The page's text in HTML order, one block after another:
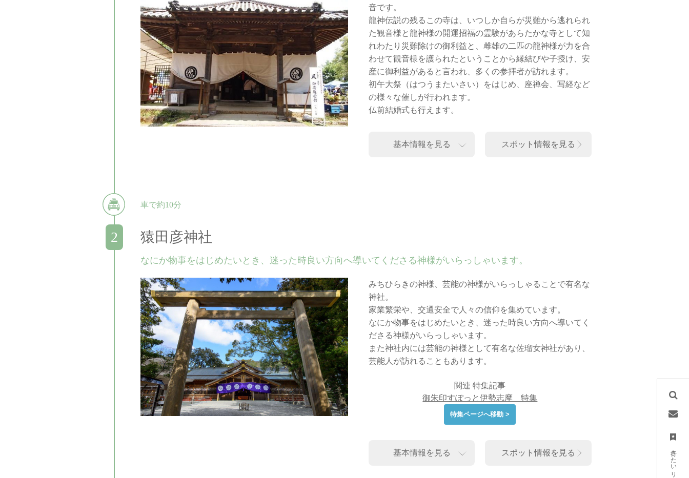
音です。
龍神伝説の残るこの寺は、いつしか自らが災難から逃れられ
た観音様と龍神様の開運招福の霊験があらたかな寺として知
れわたり災難除けの御利益と、雌雄の二匹の龍神様が力を合
わせて観音様を護られたということから縁結びや子授け、安
産に御利益があると言われ、多くの参拝者が訪れます。
初午大祭（はつうまたいさい）をはじめ、座禅会、写経など
の様々な催しが行われます。
仏前結婚式も行えます。
基本情報を見る スポット情報を見る
車で約10分
猿田彦神社
なにか物事をはじめたいとき、迷った時良い方向へ導いてくださる神様がいらっしゃいます。
みちひらきの神様、芸能の神様がいらっしゃることで有名な
神社。
家業繁栄や、交通安全で人々の信仰を集めています。
なにか物事をはじめたいとき、迷った時良い方向へ導いてく
ださる神様がいらっしゃいます。
また神社内には芸能の神様として有名な佐瑠女神社があり、
芸能人が訪れることもあります。
関連 特集記事
御朱印すぽっと伊勢志摩 特集
特集ページへ移動 >
基本情報を見る スポット情報を見る